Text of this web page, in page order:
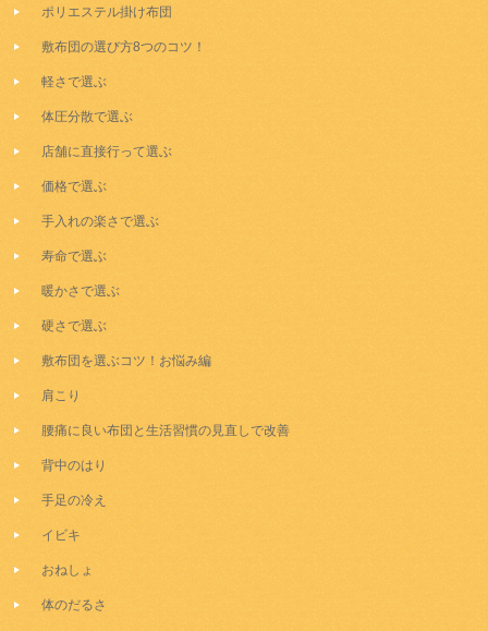
ポリエステル掛け布団
敷布団の選び方8つのコツ！
軽さで選ぶ
体圧分散で選ぶ
店舗に直接行って選ぶ
価格で選ぶ
手入れの楽さで選ぶ
寿命で選ぶ
暖かさで選ぶ
硬さで選ぶ
敷布団を選ぶコツ！お悩み編
肩こり
腰痛に良い布団と生活習慣の見直しで改善
背中のはり
手足の冷え
イビキ
おねしょ
体のだるさ